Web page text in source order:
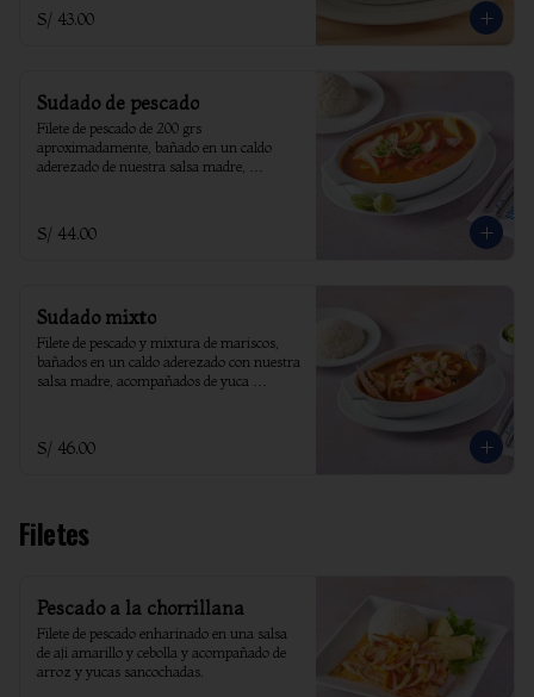
S/ 43.00
Sudado de pescado
Filete de pescado de 200 grs
aproximadamente, bañado en un caldo
aderezado de nuestra salsa madre,
S/ 44.00
Sudado mixto
Filete de pescado y mixtura de mariscos,
bañados en un caldo aderezado con nuestra
salsa madre, acompañados de yuca
S/ 46.00
Filetes
Pescado a la chorrillana
Filete de pescado enharinado en una salsa
de aji amarillo y cebolla y acompañado de
arroz y yucas sancochadas.